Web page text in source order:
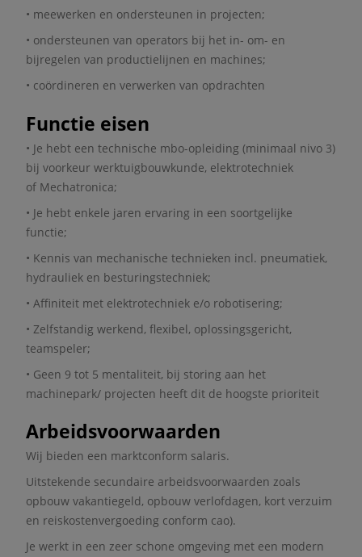
• meewerken en ondersteunen in projecten;
• ondersteunen van operators bij het in- om- en
bijregelen van productielijnen en machines;
• coördineren en verwerken van opdrachten
Functie eisen
• Je hebt een technische mbo-opleiding (minimaal nivo 3)
bij voorkeur werktuigbouwkunde, elektrotechniek
of Mechatronica;
• Je hebt enkele jaren ervaring in een soortgelijke
functie;
• Kennis van mechanische technieken incl. pneumatiek,
hydrauliek en besturingstechniek;
• Affiniteit met elektrotechniek e/o robotisering;
• Zelfstandig werkend, flexibel, oplossingsgericht,
teamspeler;
• Geen 9 tot 5 mentaliteit, bij storing aan het
machinepark/ projecten heeft dit de hoogste prioriteit
Arbeidsvoorwaarden
Wij bieden een marktconform salaris.
Uitstekende secundaire arbeidsvoorwaarden zoals
opbouw vakantiegeld, opbouw verlofdagen, kort verzuim
en reiskostenvergoeding conform cao).
Je werkt in een zeer schone omgeving met een modern